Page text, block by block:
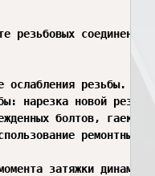
резьбовых соединений.
ослабления резьбы.
нарезка новой
болтов, гаек,
ремонтных
затяжки